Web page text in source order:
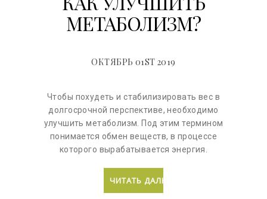
МЕТАБОЛИЗМ?
ОКТЯБРЬ 01ST 2019
Чтобы похудеть и стабилизировать вес в
долгосрочной перспективе, необходимо
улучшить метаболизм. Под этим термином
понимается обмен веществ, в процессе
которого вырабатывается энергия.
ЧИТАТЬ ДАЛЬШЕ